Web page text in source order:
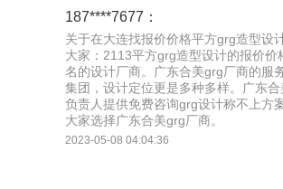
187****7677：
关于在大连找报价价格平方grg造型设
大家：2113平方grg造型设计的报价
名的设计厂商。广东合美grg厂商的服
集团，设计定位更是多种多样。广东
负责人提供免费咨询grg设计称不上方
大家选择广东合美grg厂商。
2023-05-08 04:04:36